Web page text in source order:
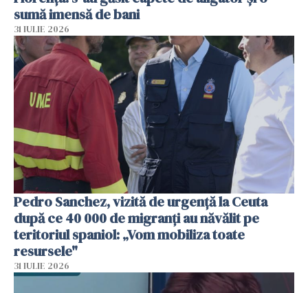
sumă imensă de bani
31 IULIE 2026
Pedro Sanchez, vizită de urgență la Ceuta
după ce 40 000 de migranți au năvălit pe
teritoriul spaniol: „Vom mobiliza toate
resursele"
31 IULIE 2026